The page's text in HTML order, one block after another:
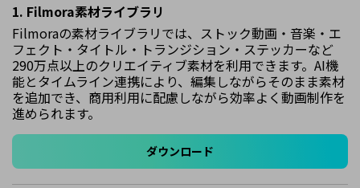
1. Filmora素材ライブラリ
Filmoraの素材ライブラリでは、ストック動画・音楽・エ
フェクト・タイトル・トランジション・ステッカーなど
290万点以上のクリエイティブ素材を利用できます。AI機
能とタイムライン連携により、編集しながらそのまま素材
を追加でき、商用利用に配慮しながら効率よく動画制作を
進められます。
ダウンロード